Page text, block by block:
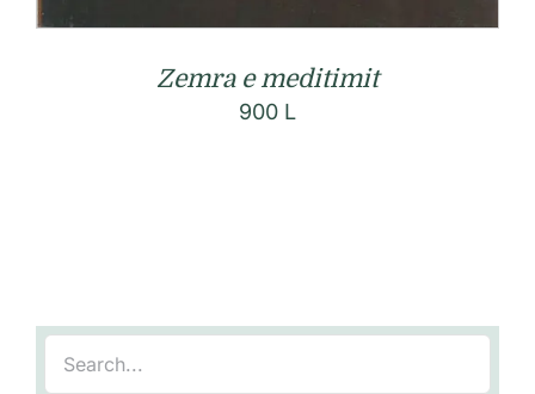
Zemra e meditimit
900 L